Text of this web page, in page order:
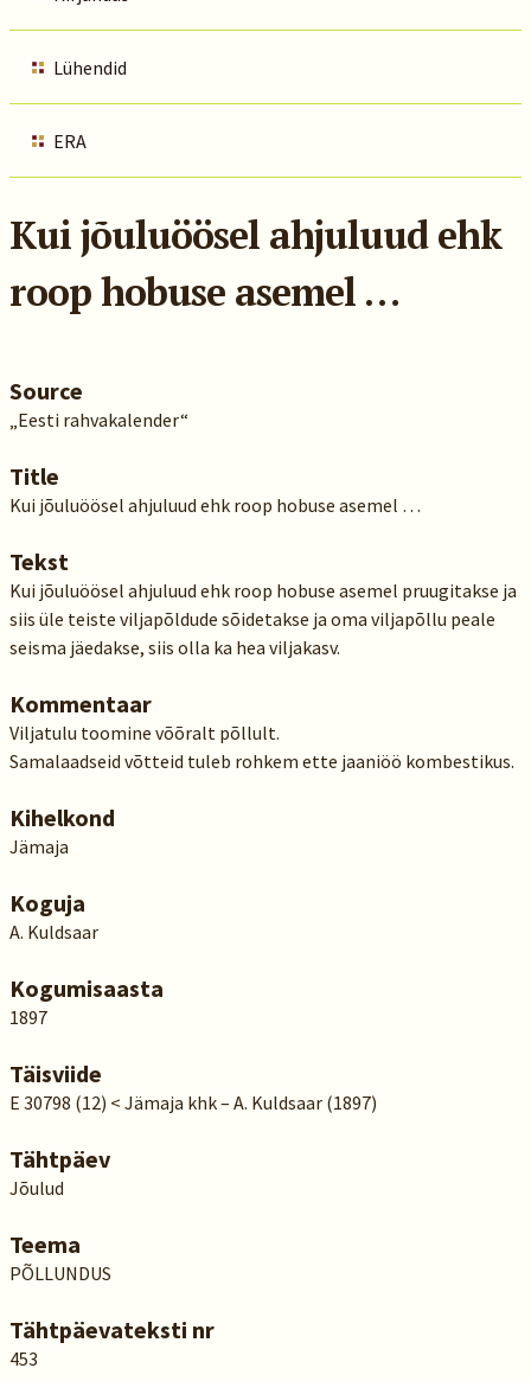
Lühendid
ERA
Kui jõuluöösel ahjuluud ehk
roop hobuse asemel …
Source
„Eesti rahvakalender“
Title
Kui jõuluöösel ahjuluud ehk roop hobuse asemel …
Tekst
Kui jõuluöösel ahjuluud ehk roop hobuse asemel pruugitakse ja
siis üle teiste viljapõldude sõidetakse ja oma viljapõllu peale
seisma jäedakse, siis olla ka hea viljakasv.
Kommentaar
Viljatulu toomine võõralt põllult.
Samalaadseid võtteid tuleb rohkem ette jaaniöö kombestikus.
Kihelkond
Jämaja
Koguja
A. Kuldsaar
Kogumisaasta
1897
Täisviide
E 30798 (12) < Jämaja khk – A. Kuldsaar (1897)
Tähtpäev
Jõulud
Teema
PÕLLUNDUS
Tähtpäevateksti nr
453